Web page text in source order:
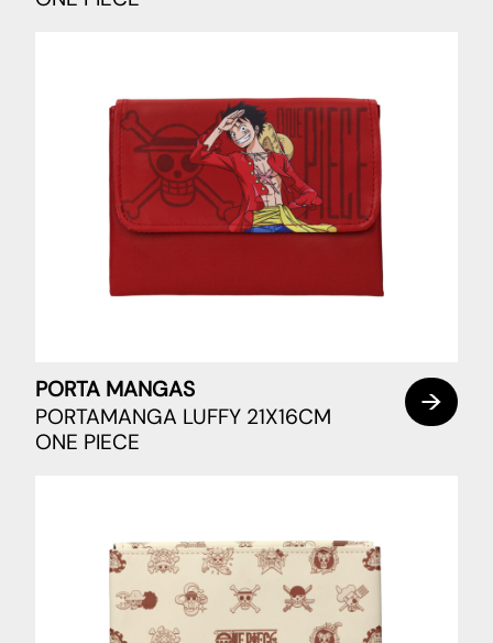
PORTA MANGAS
PORTAMANGA LUFFY 21X16CM
ONE PIECE